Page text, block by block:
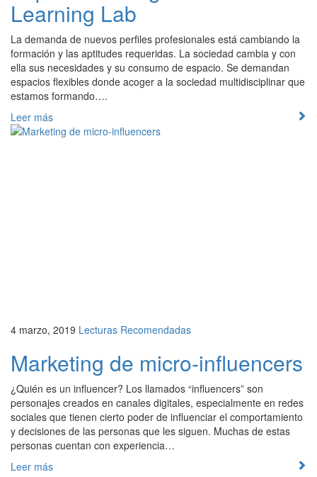
Learning Lab
La demanda de nuevos perfiles profesionales está cambiando la
formación y las aptitudes requeridas. La sociedad cambia y con
ella sus necesidades y su consumo de espacio. Se demandan
espacios flexibles donde acoger a la sociedad multidisciplinar que
estamos formando….
Leer más
4 marzo, 2019 Lecturas Recomendadas
Marketing de micro-influencers
¿Quién es un influencer? Los llamados “influencers” son
personajes creados en canales digitales, especialmente en redes
sociales que tienen cierto poder de influenciar el comportamiento
y decisiones de las personas que les siguen. Muchas de estas
personas cuentan con experiencia…
Leer más